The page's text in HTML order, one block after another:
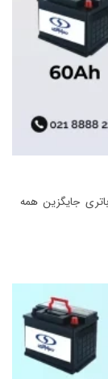
جایگزین همه